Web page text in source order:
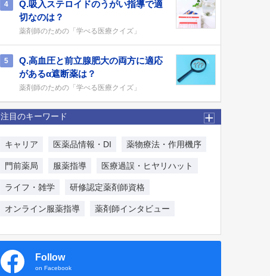
4
Q.吸入ステロイドのうがい指導で適
切なのは？
薬剤師のための「学べる医療クイズ」
5
Q.高血圧と前立腺肥大の両方に適応
があるα遮断薬は？
薬剤師のための「学べる医療クイズ」
注目のキーワード
キャリア 医薬品情報・DI 薬物療法・作用機序
門前薬局 服薬指導 医療過誤・ヒヤリハット
ライフ・雑学 研修認定薬剤師資格
オンライン服薬指導 薬剤師インタビュー
Follow
on Facebook